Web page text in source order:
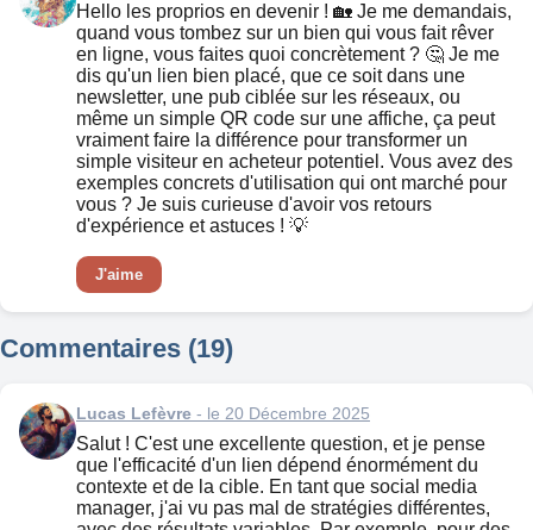
Hello les proprios en devenir ! 🏡 Je me demandais,
quand vous tombez sur un bien qui vous fait rêver
en ligne, vous faites quoi concrètement ? 🤔 Je me
dis qu'un lien bien placé, que ce soit dans une
newsletter, une pub ciblée sur les réseaux, ou
même un simple QR code sur une affiche, ça peut
vraiment faire la différence pour transformer un
simple visiteur en acheteur potentiel. Vous avez des
exemples concrets d'utilisation qui ont marché pour
vous ? Je suis curieuse d'avoir vos retours
d'expérience et astuces ! 💡
J'aime
Commentaires (19)
Lucas Lefèvre - le 20 Décembre 2025
Salut ! C'est une excellente question, et je pense
que l'efficacité d'un lien dépend énormément du
contexte et de la cible. En tant que social media
manager, j'ai vu pas mal de stratégies différentes,